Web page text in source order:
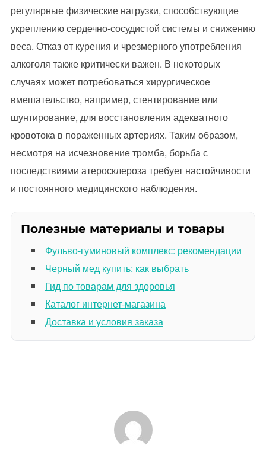
регулярные физические нагрузки, способствующие
укреплению сердечно-сосудистой системы и снижению
веса. Отказ от курения и чрезмерного употребления
алкоголя также критически важен. В некоторых
случаях может потребоваться хирургическое
вмешательство, например, стентирование или
шунтирование, для восстановления адекватного
кровотока в пораженных артериях. Таким образом,
несмотря на исчезновение тромба, борьба с
последствиями атеросклероза требует настойчивости
и постоянного медицинского наблюдения.
Полезные материалы и товары
Фульво-гуминовый комплекс: рекомендации
Черный мед купить: как выбрать
Гид по товарам для здоровья
Каталог интернет-магазина
Доставка и условия заказа
АВТОР ЗАПИСИ